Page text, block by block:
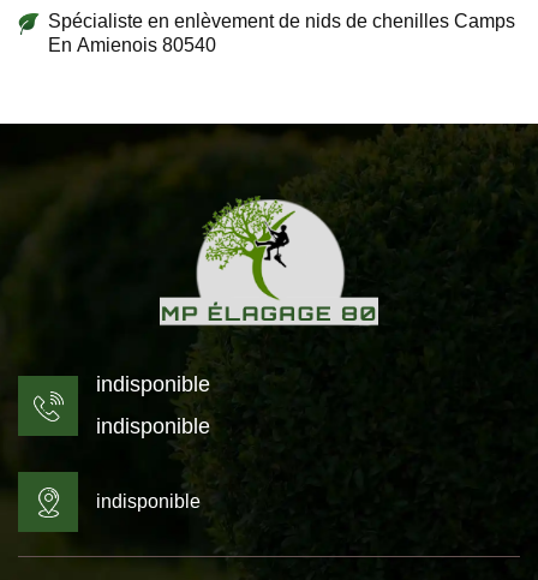
Spécialiste en enlèvement de nids de chenilles Camps
En Amienois 80540
indisponible
indisponible
indisponible